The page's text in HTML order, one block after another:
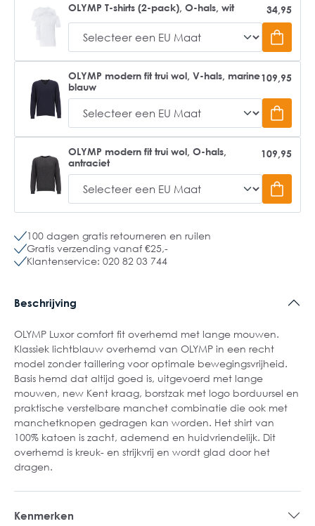
OLYMP T-shirts (2-pack), O-hals, wit 34,95
OLYMP modern fit trui wol, V-hals, marine
blauw
109,95
OLYMP modern fit trui wol, O-hals,
antraciet
109,95
100 dagen gratis retourneren en ruilen
Gratis verzending vanaf €25,-
Klantenservice: 020 82 03 744
Beschrijving
OLYMP Luxor comfort fit overhemd met lange mouwen.
Klassiek lichtblauw overhemd van OLYMP in een recht
model zonder taillering voor optimale bewegingsvrijheid.
Basis hemd dat altijd goed is, uitgevoerd met lange
mouwen, new Kent kraag, borstzak met logo borduursel en
praktische verstelbare manchet combinatie die ook met
manchetknopen gedragen kan worden. Het shirt van
100% katoen is zacht, ademend en huidvriendelijk. Dit
overhemd is kreuk- en strijkvrij en wordt glad door het
dragen.
Kenmerken